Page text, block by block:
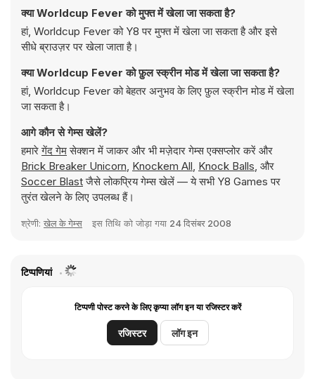
क्या Worldcup Fever को मुफ्त में खेला जा सकता है?
हां, Worldcup Fever को Y8 पर मुफ्त में खेला जा सकता है और इसे
सीधे ब्राउज़र पर खेला जाता है।
क्या Worldcup Fever को फ़ुल स्क्रीन मोड में खेला जा सकता है?
हां, Worldcup Fever को बेहतर अनुभव के लिए फ़ुल स्क्रीन मोड में खेला
जा सकता है।
आगे कौन से गेम्स खेलें?
हमारेगेंद गेमसेक्शन में जाकर और भी मज़ेदार गेम्स एक्सप्लोर करें और
Brick Breaker Unicorn, Knockem All, Knock Balls, और
Soccer Blastजैसे लोकप्रिय गेम्स खेलें — ये सभी Y8 Games पर
तुरंत खेलने के लिए उपलब्ध हैं।
श्रेणी: खेल के गेम्स इस तिथि को जोड़ा गया 24 दिसंबर 2008
टिप्पणियां
टिप्पणी पोस्ट करने के लिए कृप्या लॉग इन या रजिस्टर करें
रजिस्टर लॉग इन